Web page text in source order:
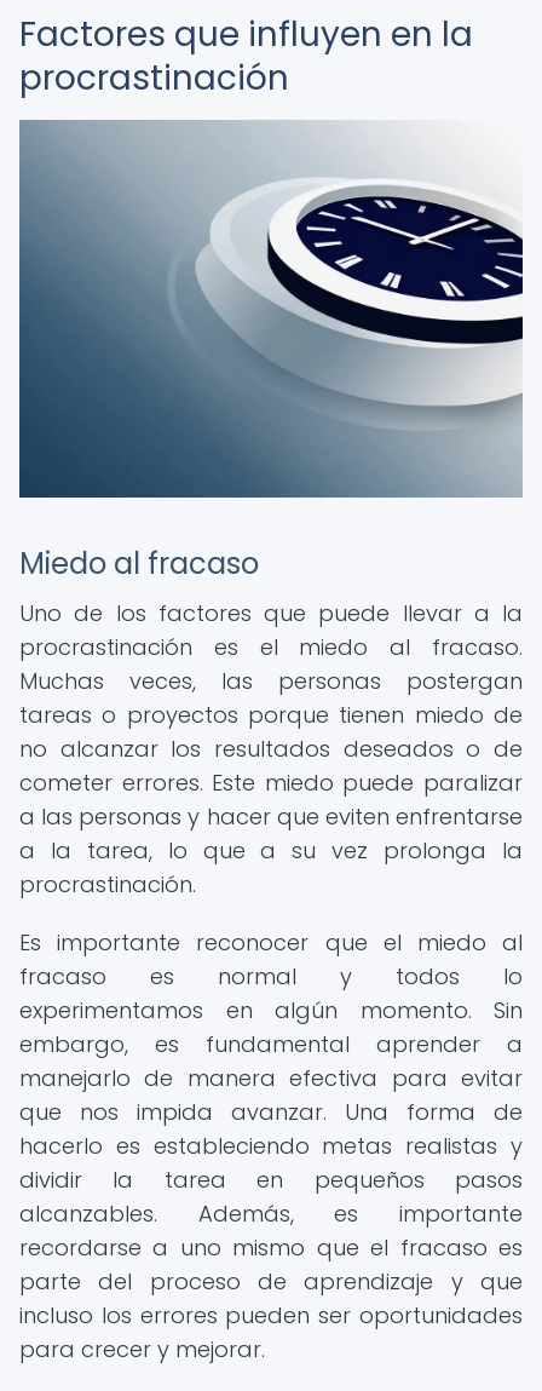
Factores que influyen en la
procrastinación
Miedo al fracaso
Uno de los factores que puede llevar a la
procrastinación es el miedo al fracaso.
Muchas veces, las personas postergan
tareas o proyectos porque tienen miedo de
no alcanzar los resultados deseados o de
cometer errores. Este miedo puede paralizar
a las personas y hacer que eviten enfrentarse
a la tarea, lo que a su vez prolonga la
procrastinación.
Es importante reconocer que el miedo al
fracaso es normal y todos lo
experimentamos en algún momento. Sin
embargo, es fundamental aprender a
manejarlo de manera efectiva para evitar
que nos impida avanzar. Una forma de
hacerlo es estableciendo metas realistas y
dividir la tarea en pequeños pasos
alcanzables. Además, es importante
recordarse a uno mismo que el fracaso es
parte del proceso de aprendizaje y que
incluso los errores pueden ser oportunidades
para crecer y mejorar.